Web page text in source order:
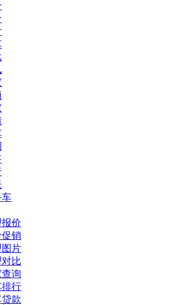
车
价
促销
片
比
询
行
款